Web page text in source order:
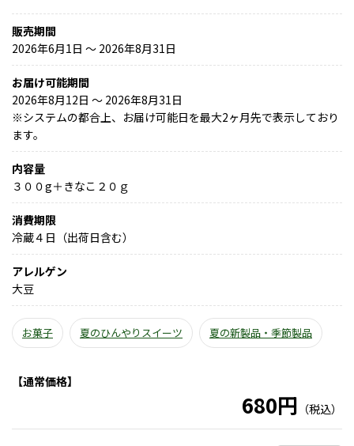
販売期間
2026年6月1日 〜 2026年8月31日
お届け可能期間
2026年8月12日 ～ 2026年8月31日
※システムの都合上、お届け可能日を最大2ヶ月先で表示しており
ます。
内容量
３００g＋きなこ２０ｇ
消費期限
冷蔵４日（出荷日含む）
アレルゲン
大豆
お菓子 夏のひんやりスイーツ 夏の新製品・季節製品
【通常価格】
680円 （税込）